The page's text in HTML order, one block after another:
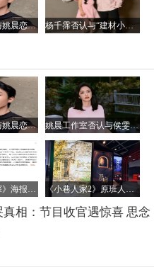
侯雯元方辟谣与姚晨恋情传闻：拒绝编造，抵制谣言 杨千霈否认与“建材小开”恋情：只是普通朋友
侯雯元方辟谣与姚晨恋情传闻：拒绝编造，抵制谣言 姚晨工作室否认与侯雯元恋情传闻：纯属虚构，呼吁理性看待
贾樟柯就《密探》海报未经授权汉化致歉：责任在我 《小巷人家2》原班人马回归传闻不实，正午阳光官方辟谣
真相：节目收官遇惊喜 思念